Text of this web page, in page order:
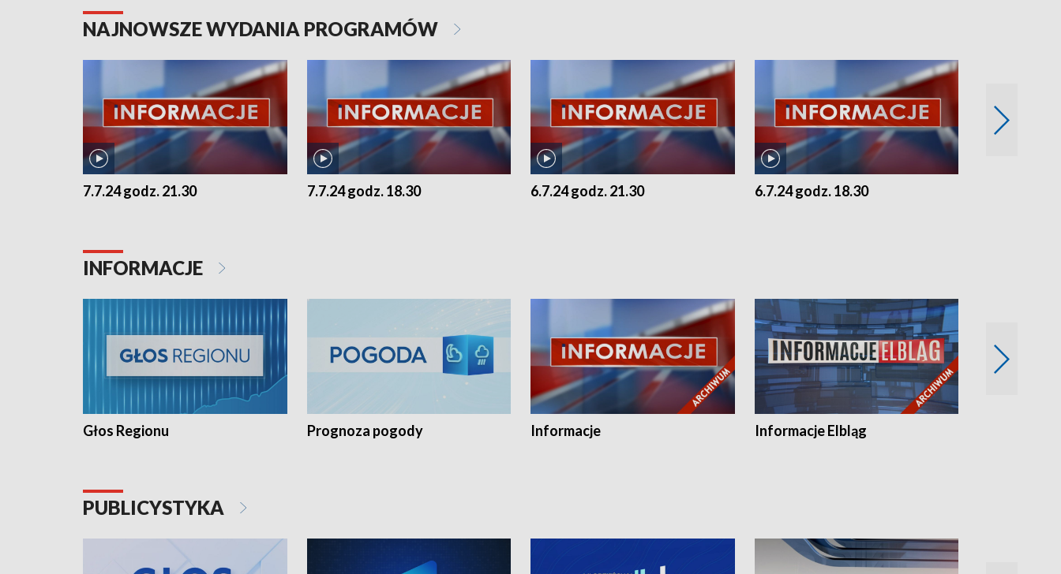
NAJNOWSZE WYDANIA PROGRAMÓW
7.7.24 godz. 21.30 7.7.24 godz. 18.30 6.7.24 godz. 21.30 6.7.24 godz. 18.30
INFORMACJE
Głos Regionu Prognoza pogody Informacje Informacje Elbląg
PUBLICYSTYKA